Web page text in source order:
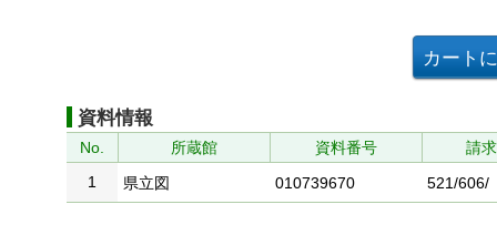
資料情報
No. 所蔵館 資料番号
請
1
県立図 010739670 521/606/